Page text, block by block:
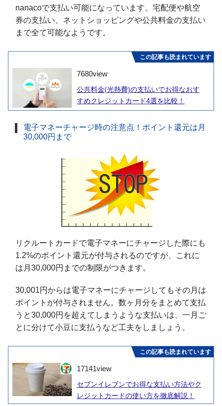
nanacoで支払い可能になっています。宅配便や航空
券の支払い、ネットショッピングや公共料金の支払い
まで全て可能なようです。
この記事も読まれています
7680view
公共料金(光熱費)の支払いでお得なおす
すめクレジットカード4選を比較！
電子マネーチャージ時の注意点！ポイント還元は月
30,000円まで
リクルートカードで電子マネーにチャージした際にも
1.2%のポイント還元が付与されるのですが、これに
は月30,000円までの制限がつきます。
30,001円からは電子マネーにチャージしてもその月は
ポイントが付与されません。数ヶ月分をまとめて支払
うと30,000円を超えてしまうような支払いは、一月ご
とに分けて小豆に支払うなど工夫をしましょう。
この記事も読まれています
17141view
セブンイレブンでお得な支払い方法やク
レジットカードの使い方を徹底解説！